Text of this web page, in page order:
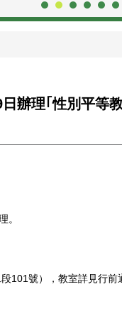
辦理｢性別平
。
101號），教室詳見行前